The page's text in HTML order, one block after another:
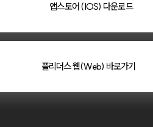
    앱스토어 (IOS) 다운로드
플리더스 웹(Web) 바로가기